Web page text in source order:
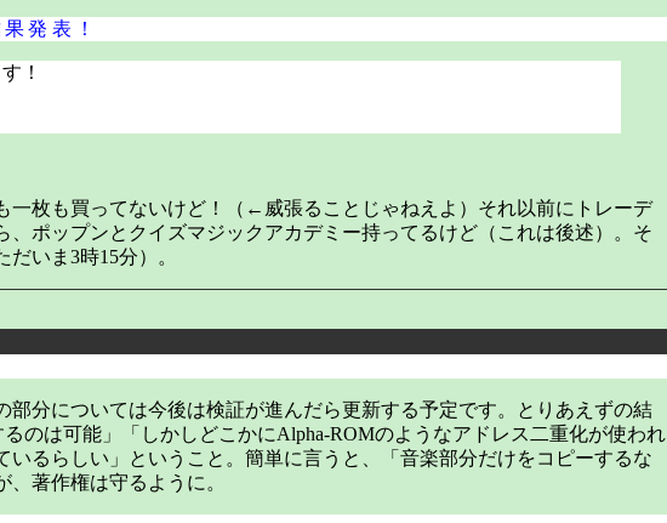
発表！
！
枚も買ってないけど！（←威張ることじゃねえよ）それ以前にトレーデ
ポップンとクイズマジックアカデミー持ってるけど（これは後述）。そ
いま3時15分）。
分については今後は検証が進んだら更新する予定です。とりあえずの結
のは可能」「しかしどこかにAlpha-ROMのようなアドレス二重化が使われ
るらしい」ということ。簡単に言うと、「音楽部分だけをコピーするな
著作権は守るように。